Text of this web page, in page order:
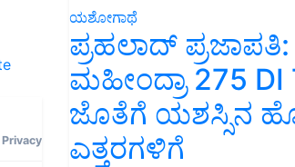
ಯಶೋಗಾಥೆ
ಪ್ರಹಲಾದ್ ಪ್ರಜಾಪತಿ:
ಮಹೀಂದ್ರಾ 275 DI
ಜೊತೆಗೆ ಯಶಸ್ಸಿನ
ಎತ್ತರಗಳಿಗೆ